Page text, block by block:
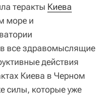
теракты Киева
море и
все здравомыслящие
действия
Киева в Черном
силы, которые уже